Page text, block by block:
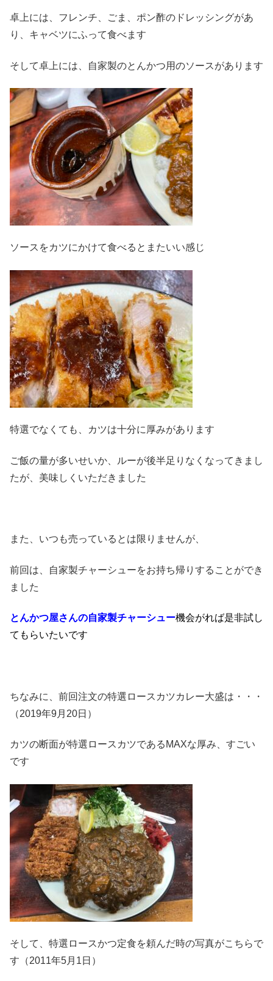
卓上には、フレンチ、ごま、ポン酢のドレッシングがあ
り、キャベツにふって食べます
そして卓上には、自家製のとんかつ用のソースがあります
ソースをカツにかけて食べるとまたいい感じ
特選でなくても、カツは十分に厚みがあります
ご飯の量が多いせいか、ルーが後半足りなくなってきまし
たが、美味しくいただきました
また、いつも売っているとは限りませんが、
前回は、自家製チャーシューをお持ち帰りすることができ
ました
とんかつ屋さんの自家製チャーシュー機会がれば是非試し
てもらいたいです
ちなみに、前回注文の特選ロースカツカレー大盛は・・・
（2019年9月20日）
カツの断面が特選ロースカツであるMAXな厚み、すごい
です
そして、特選ロースかつ定食を頼んだ時の写真がこちらで
す（2011年5月1日）